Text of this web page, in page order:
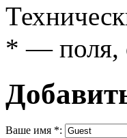
* — поля,
Ваше имя *: